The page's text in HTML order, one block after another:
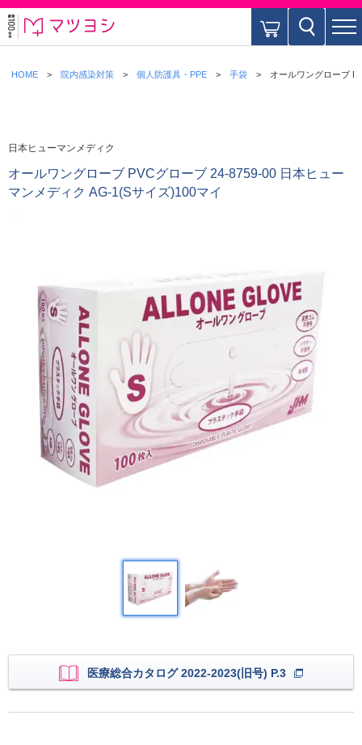
HOME 院内感染対策 個人防護具・PPE 手袋 オールワングローブ
日本ヒューマンメディク
オールワングローブ PVCグローブ 24-8759-00 日本ヒュー
マンメディク AG-1(Sサイズ)100マイ
医療総合カタログ 2022-2023(旧号) P.3